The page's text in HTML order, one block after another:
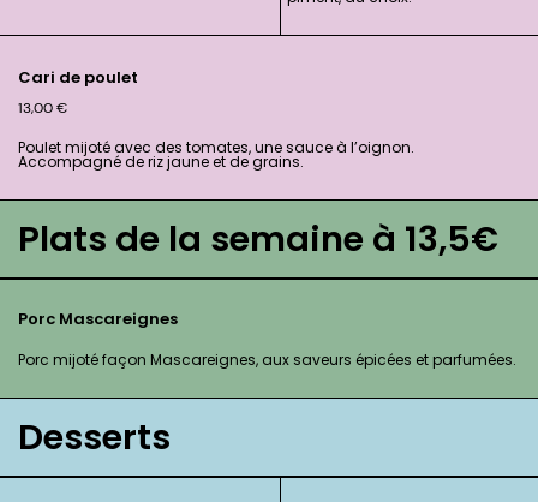
Cari de poulet
13,00€
Poulet mijoté avec des tomates, une sauce à l’oignon.
Accompagné de riz jaune et de grains.
Plats de la semaine à 13,5€
Porc Mascareignes
Porc mijoté façon Mascareignes, aux saveurs épicées et parfumées.
Desserts